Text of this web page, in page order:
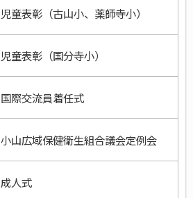
児童表彰（古山小、薬師寺小）
児童表彰（国分寺小）
国際交流員着任式
小山広域保健衛生組合議会定例会
成人式